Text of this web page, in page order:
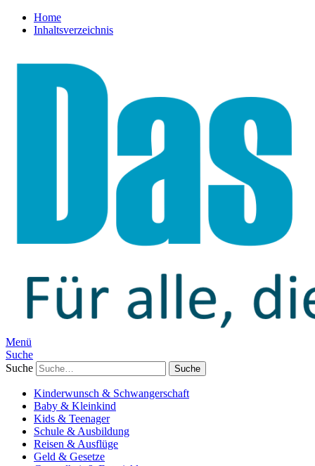
Home
Inhaltsverzeichnis
Menü
Suche
Suche
Kinderwunsch & Schwangerschaft
Baby & Kleinkind
Kids & Teenager
Schule & Ausbildung
Reisen & Ausflüge
Geld & Gesetze